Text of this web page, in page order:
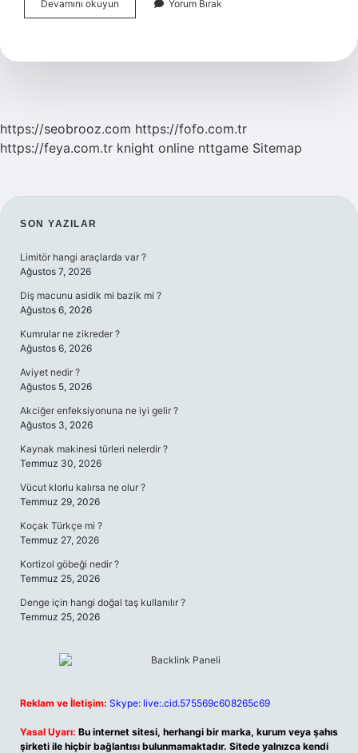
Devamını okuyun
Ay
Ne
Yorum Bırak
https://seobrooz.com https://fofo.com.tr
https://feya.com.tr knight online nttgame Sitemap
SIDEBAR
SON YAZILAR
Limitör hangi araçlarda var ?
Ağustos 7, 2026
Diş macunu asidik mi bazik mi ?
Ağustos 6, 2026
Kumrular ne zikreder ?
Ağustos 6, 2026
Aviyet nedir ?
Ağustos 5, 2026
Akciğer enfeksiyonuna ne iyi gelir ?
Ağustos 3, 2026
Kaynak makinesi türleri nelerdir ?
Temmuz 30, 2026
Vücut klorlu kalırsa ne olur ?
Temmuz 29, 2026
Koçak Türkçe mi ?
Temmuz 27, 2026
Kortizol göbeği nedir ?
Temmuz 25, 2026
Denge için hangi doğal taş kullanılır ?
Temmuz 25, 2026
Reklam ve İletişim: Skype: live:.cid.575569c608265c69
Yasal Uyarı: Bu internet sitesi, herhangi bir marka, kurum veya şahıs
şirketi ile hiçbir bağlantısı bulunmamaktadır. Sitede yalnızca kendi